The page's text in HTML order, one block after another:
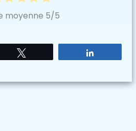
moyenne 5/5